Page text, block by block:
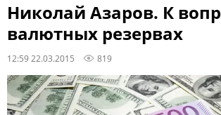
Николай Азаров. К
валютных резервах
12:59 22.03.2015 819